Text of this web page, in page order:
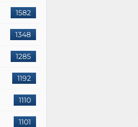
1582
1348
1285
1192
1110
1101